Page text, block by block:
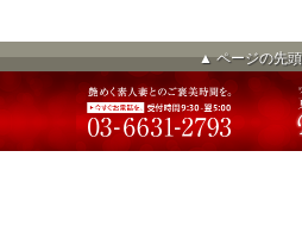
▲ ページの先